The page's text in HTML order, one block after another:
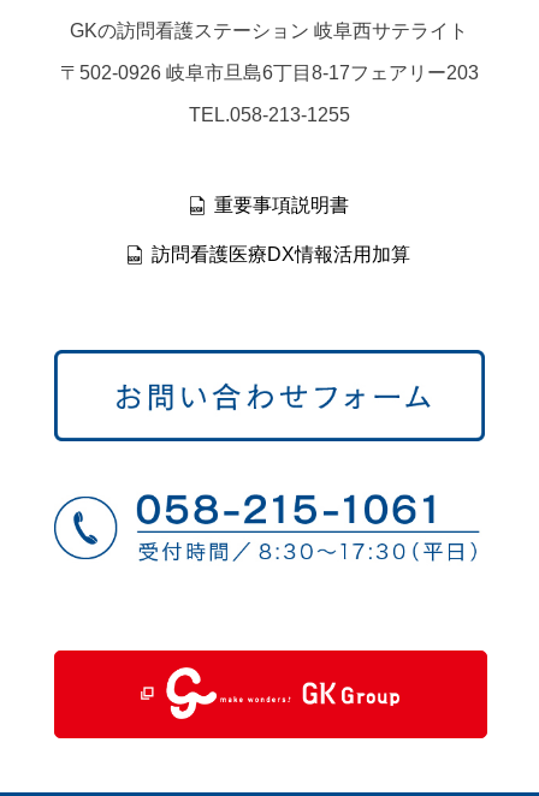
GKの訪問看護ステーション 岐阜西サテライト
〒502-0926 岐阜市旦島6丁目8-17フェアリー203
TEL.058-213-1255
重要事項説明書
訪問看護医療DX情報活用加算